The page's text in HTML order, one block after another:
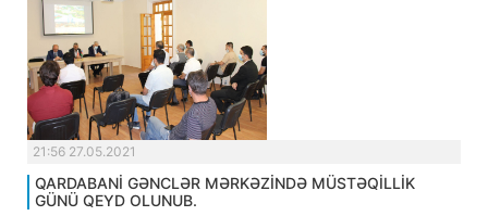
21:56 27.05.2021
QARDABANİ GƏNCLƏR MƏRKƏZİNDƏ MÜSTƏQİLLİK
GÜNÜ QEYD OLUNUB.